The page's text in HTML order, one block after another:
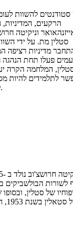
הרקעים, המדיניות,
וניקיטה
סטלין מת. על ידי
מדיניות רציפה
פעלו תחת הנהגה
המלחמה הקרה
לתלמידים להיות
להשתלט בעולם המתפתח השנייה העולם הפוסט.
של סטלין,